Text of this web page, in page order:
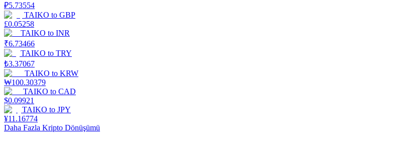
Ticaret stratejileri
Nasıl kârlı kalabileceğinizi öğrenin
₽5.73554
TAIKO to GBP
£0.05258
TAIKO to INR
₹6.73466
TAIKO to TRY
₺3.37067
TAIKO to KRW
₩100.30379
TAIKO to CAD
$0.09921
TAIKO to JPY
¥11.16774
Daha Fazla Kripto Dönüşümü